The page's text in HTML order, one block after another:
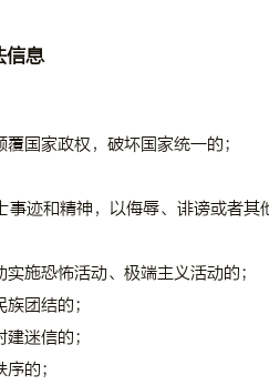
信息
国家政权，破坏国家统一的；
迹和精神，以侮辱、诽谤或者其
施恐怖活动、极端主义活动的；
团结的；
迷信的；
的；